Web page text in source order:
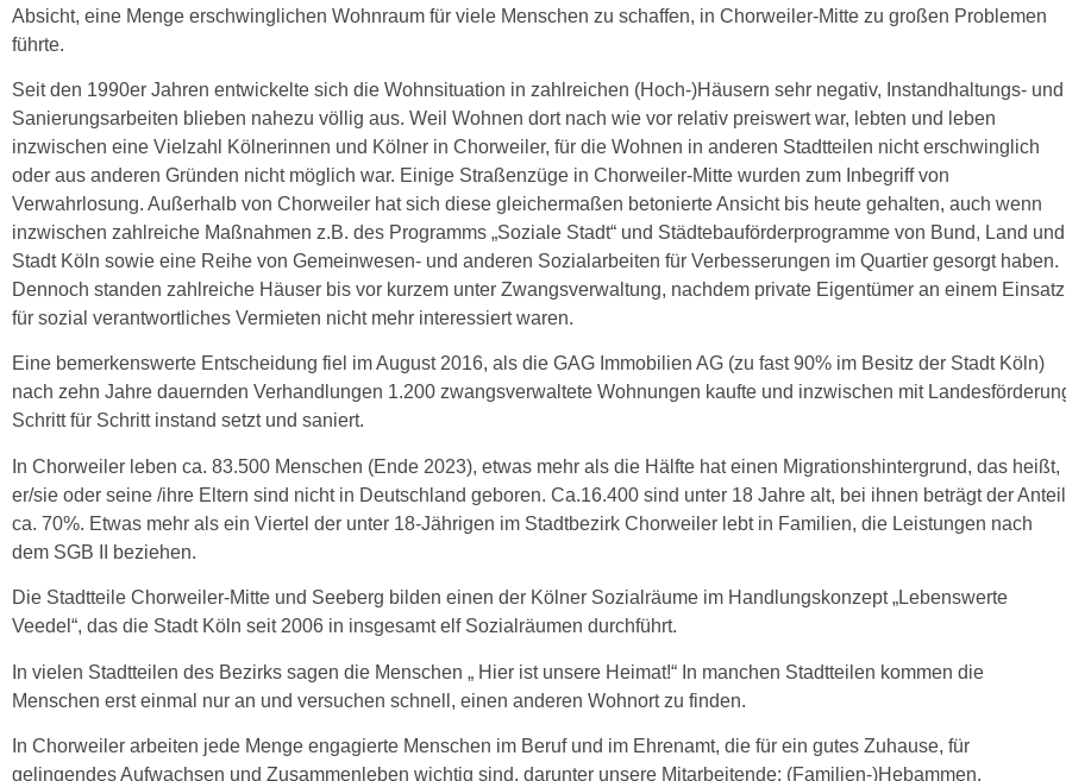
Absicht, eine Menge erschwinglichen Wohnraum für viele Menschen zu schaffen, in Chorweiler-Mitte zu großen Problemen
führte.
Seit den 1990er Jahren entwickelte sich die Wohnsituation in zahlreichen (Hoch-)Häusern sehr negativ, Instandhaltungs- und
Sanierungsarbeiten blieben nahezu völlig aus. Weil Wohnen dort nach wie vor relativ preiswert war, lebten und leben
inzwischen eine Vielzahl Kölnerinnen und Kölner in Chorweiler, für die Wohnen in anderen Stadtteilen nicht erschwinglich
oder aus anderen Gründen nicht möglich war. Einige Straßenzüge in Chorweiler-Mitte wurden zum Inbegriff von
Verwahrlosung. Außerhalb von Chorweiler hat sich diese gleichermaßen betonierte Ansicht bis heute gehalten, auch wenn
inzwischen zahlreiche Maßnahmen z.B. des Programms „Soziale Stadt“ und Städtebauförderprogramme von Bund, Land und
Stadt Köln sowie eine Reihe von Gemeinwesen- und anderen Sozialarbeiten für Verbesserungen im Quartier gesorgt haben.
Dennoch standen zahlreiche Häuser bis vor kurzem unter Zwangsverwaltung, nachdem private Eigentümer an einem Einsatz
für sozial verantwortliches Vermieten nicht mehr interessiert waren.
Eine bemerkenswerte Entscheidung fiel im August 2016, als die GAG Immobilien AG (zu fast 90% im Besitz der Stadt Köln)
nach zehn Jahre dauernden Verhandlungen 1.200 zwangsverwaltete Wohnungen kaufte und inzwischen mit
Schritt für Schritt instand setzt und saniert.
In Chorweiler leben ca. 83.500 Menschen (Ende 2023), etwas mehr als die Hälfte hat einen Migrationshintergrund, das heißt,
er/sie oder seine /ihre Eltern sind nicht in Deutschland geboren. Ca.16.400 sind unter 18 Jahre alt, bei ihnen beträgt der Anteil
ca. 70%. Etwas mehr als ein Viertel der unter 18-Jährigen im Stadtbezirk Chorweiler lebt in Familien, die Leistungen nach
dem SGB II beziehen.
Die Stadtteile Chorweiler-Mitte und Seeberg bilden einen der Kölner Sozialräume im Handlungskonzept „Lebenswerte
Veedel“, das die Stadt Köln seit 2006 in insgesamt elf Sozialräumen durchführt.
In vielen Stadtteilen des Bezirks sagen die Menschen „ Hier ist unsere Heimat!“ In manchen Stadtteilen kommen die
Menschen erst einmal nur an und versuchen schnell, einen anderen Wohnort zu finden.
In Chorweiler arbeiten jede Menge engagierte Menschen im Beruf und im Ehrenamt, die für ein gutes Zuhause, für
gelingendes Aufwachsen und Zusammenleben wichtig sind, darunter unsere Mitarbeitende: (Familien-)Hebammen,